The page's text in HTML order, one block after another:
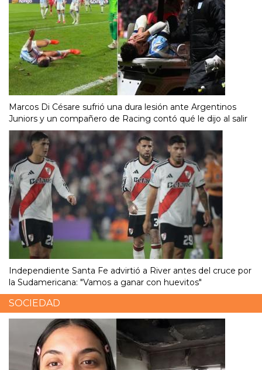
Marcos Di Césare sufrió una dura lesión ante Argentinos
Juniors y un compañero de Racing contó qué le dijo al salir
Independiente Santa Fe advirtió a River antes del cruce por
la Sudamericana: "Vamos a ganar con huevitos"
SOCIEDAD